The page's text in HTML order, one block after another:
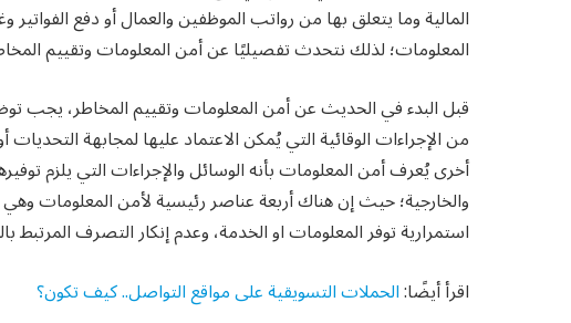
المالية وما يتعلق بها من رواتب الموظفين والعمال أو دفع
المعلومات؛ لذلك نتحدث تفصيليًا عن أمن المعلومات وتقييم
قبل البدء في الحديث عن أمن المعلومات وتقييم المخاطر، يجب
من الإجراءات الوقائية التي يُمكن الاعتماد عليها لمجابهة
أخرى يُعرف أمن المعلومات بأنه الوسائل والإجراءات التي يلزم
والخارجية؛ حيث إن هناك أربعة عناصر رئيسية لأمن المعلومات وهي
استمرارية توفر المعلومات او الخدمة، وعدم إنكار التصرف المرتبط
اقرأ أيضًا:الحملات التسويقية على مواقع التواصل.. كيف تكون؟